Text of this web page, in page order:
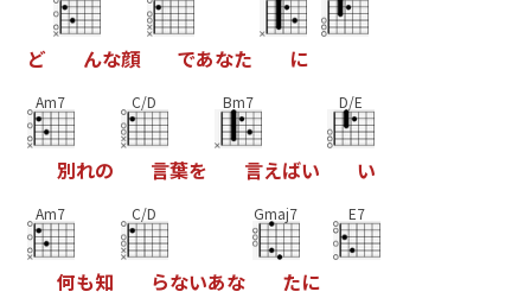
ど んな顔 であなた に
Am7
別れの
C/D
言葉を
Bm7
言えばい
D/E
い
Am7
何も知
C/D
らないあな
Gmaj7
たに
E7